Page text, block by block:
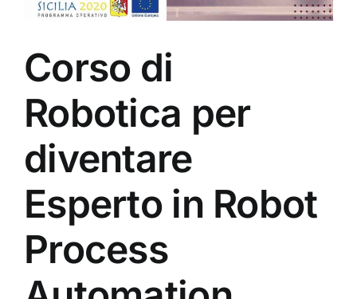
Corso di
Robotica per
diventare
Esperto in Robot
Process